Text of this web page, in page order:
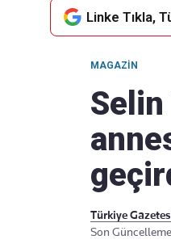
Linke Tıkla,
MAGAZIN
Selin
Türkiye
Son